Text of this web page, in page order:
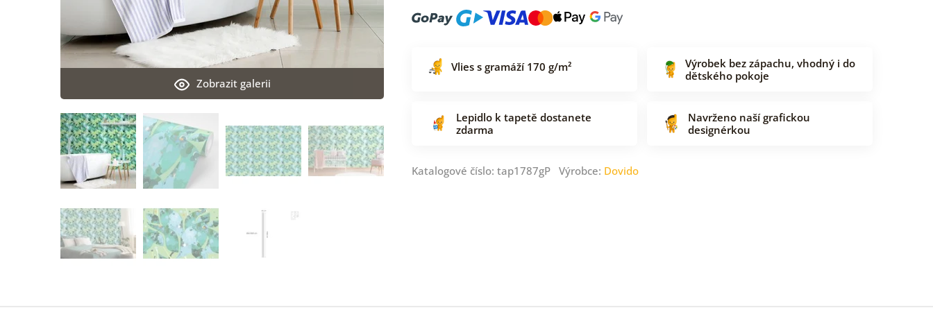
Zobrazit galerii
Vlies s gramáží 170 g/m²
Výrobek bez zápachu, vhodný i do
dětského pokoje
Lepidlo k tapetě dostanete
zdarma
Navrženo naší grafickou
designérkou
Katalogové číslo: tap1787gP Výrobce: Dovido